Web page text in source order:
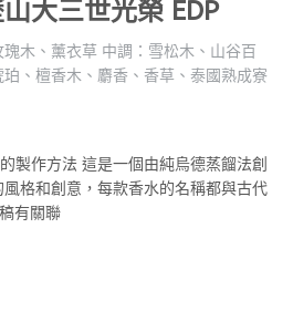
大三世光榮 EDP
木、薰衣草 中調：雪松木、山谷百
、檀香木、麝香、香草、泰國熟成寮
製作方法 這是一個由純烏德蒸餾法創
格和創意，每款香水的名稱都與古代
有關聯